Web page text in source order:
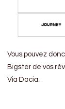
Vous pouvez
Bigster de vos
Via Dacia.